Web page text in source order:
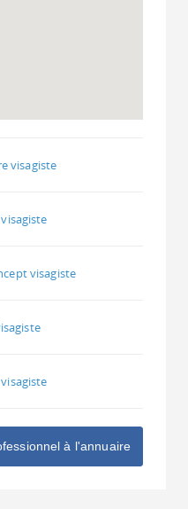
visagiste
visagiste
visagiste
à l'annuaire